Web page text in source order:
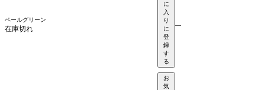
ペールグリーン
在庫切れ
に
入
り
に
登
録
す
る
—
お
気